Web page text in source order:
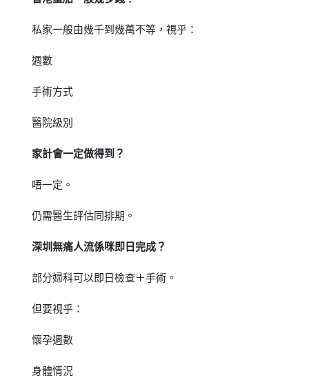
私家一般由幾千到幾萬不等，視乎：
週數
手術方式
醫院級別
家計會一定做得到？
唔一定。
仍需醫生評估同排期。
深圳無痛人流係咪即日完成？
部分婦科可以即日檢查＋手術。
但要視乎：
懷孕週數
身體情況